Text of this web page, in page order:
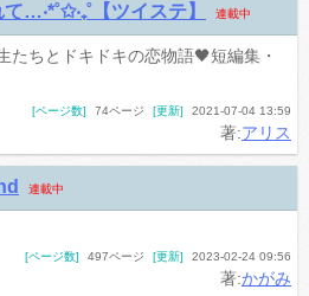
…‧*˚✩︎‧₊˚【ツイステ】 連載中
たちとドキドキの恋物語🖤短編集・
著:アリス
[ページ数] 74ページ [更新] 2021-07-04 13:59
連載中
著:かがみ
[ページ数] 497ページ [更新] 2023-02-24 09:56